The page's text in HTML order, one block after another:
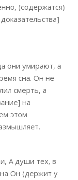
(содержатся)
они умирают, а
сна. Он не
смерть, а
на
этом
А души тех, в
Он (держит у